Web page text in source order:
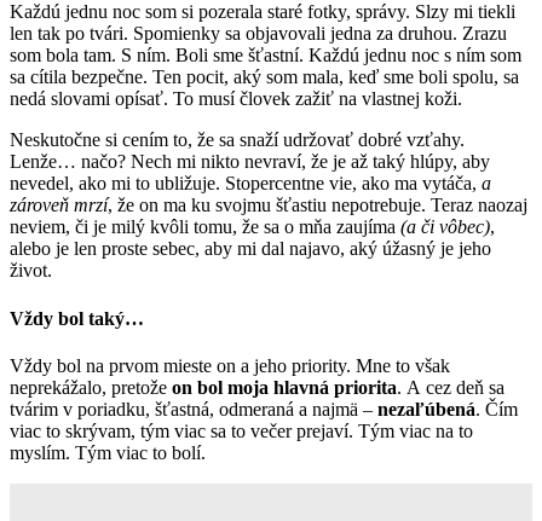
Každú jednu noc som si pozerala staré fotky, správy. Slzy mi tiekli
len tak po tvári. Spomienky sa objavovali jedna za druhou. Zrazu
som bola tam. S ním. Boli sme šťastní. Každú jednu noc s ním som
sa cítila bezpečne. Ten pocit, aký som mala, keď sme boli spolu, sa
nedá slovami opísať. To musí človek zažiť na vlastnej koži.
Neskutočne si cením to, že sa snaží udržovať dobré vzťahy.
Lenže… načo? Nech mi nikto nevraví, že je až taký hlúpy, aby
nevedel, ako mi to ubližuje. Stopercentne vie, ako ma vytáča, a
zároveň mrzí, že on ma ku svojmu šťastiu nepotrebuje. Teraz naozaj
neviem, či je milý kvôli tomu, že sa o mňa zaujíma (a či vôbec),
alebo je len proste sebec, aby mi dal najavo, aký úžasný je jeho
život.
Vždy bol taký…
Vždy bol na prvom mieste on a jeho priority. Mne to však
neprekážalo, pretože on bol moja hlavná priorita. A cez deň sa
tvárim v poriadku, šťastná, odmeraná a najmä – nezaľúbená. Čím
viac to skrývam, tým viac sa to večer prejaví. Tým viac na to
myslím. Tým viac to bolí.